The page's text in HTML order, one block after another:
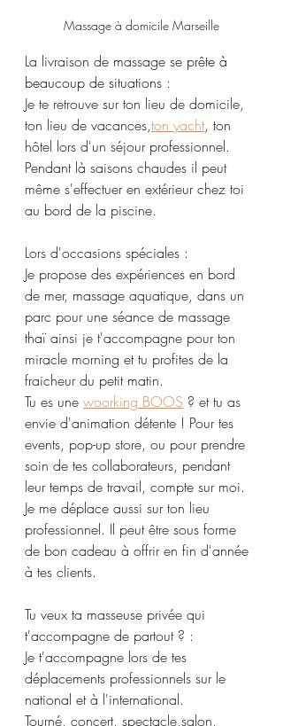
Massage à domicile Marseille
La livraison de massage se prête à
beaucoup de situations :
Je te retrouve sur ton lieu de domicile,
ton lieu de vacances,ton yacht, ton
hôtel lors d'un séjour professionnel.
Pendant là saisons chaudes il peut
même s'effectuer en extérieur chez toi
au bord de la piscine.
Lors d'occasions spéciales :
Je propose des expériences en bord
de mer, massage aquatique, dans un
parc pour une séance de massage
thaï ainsi je t'accompagne pour ton
miracle morning et tu profites de la
fraicheur du petit matin.
Tu es une woorking BOOS ? et tu as
envie d'animation détente ! Pour tes
events, pop-up store, ou pour prendre
soin de tes collaborateurs, pendant
leur temps de travail, compte sur moi.
Je me déplace aussi sur ton lieu
professionnel. Il peut être sous forme
de bon cadeau à offrir en fin d'année
à tes clients.
Tu veux ta masseuse privée qui
t'accompagne de partout ? :
Je t'accompagne lors de tes
déplacements professionnels sur le
national et à l'international.
Tourné, concert, spectacle,salon,